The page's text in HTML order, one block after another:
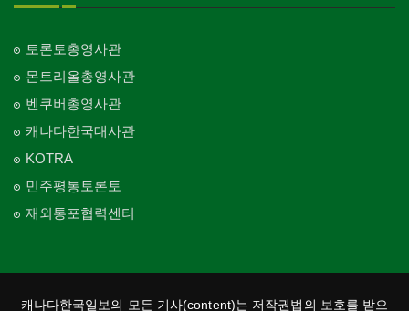
토론토총영사관
몬트리올총영사관
벤쿠버총영사관
캐나다한국대사관
KOTRA
민주평통토론토
재외통포협력센터
캐나다한국일보의 모든 기사(content)는 저작권법의 보호를 받으